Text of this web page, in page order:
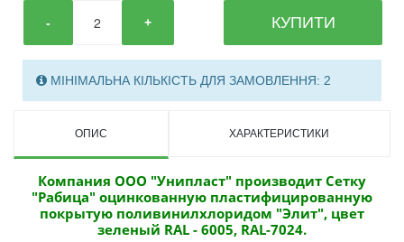
- + КУПИТИ
МІНІМАЛЬНА КІЛЬКІСТЬ ДЛЯ ЗАМОВЛЕННЯ: 2
ОПИС ХАРАКТЕРИСТИКИ
Компания ООО "Унипласт" производит Сетку
"Рабица" оцинкованную пластифицированную
покрытую поливинилхлоридом "Элит", цвет
зеленый RAL - 6005, RAL-7024.